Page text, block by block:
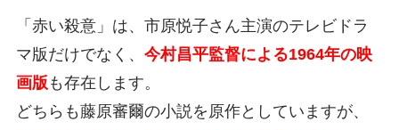
「赤い殺意」は、市原悦子さん主演のテレビドラ
マ版だけでなく、 今村昌平監督による1964年の映
画版 も存在します。
どちらも藤原審爾の小説を原作としていますが、